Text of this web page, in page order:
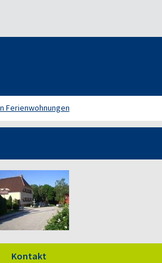
Ferienwohnungen
Kontakt